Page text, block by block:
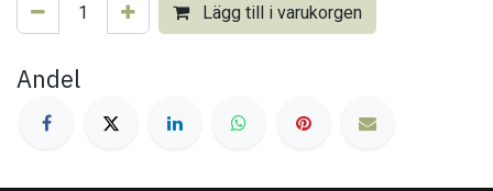
Lägg till i varukorgen
Andel